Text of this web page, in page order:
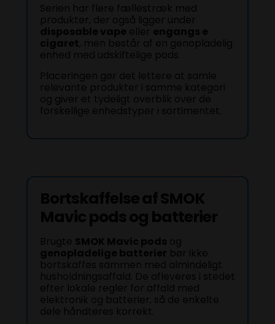
Serien har flere fællestræk med
produkter, der også ligger under
disposable vape eller engangs e
cigaret, men består af en genopladelig
enhed med udskiftelige pods.
Placeringen gør det lettere at samle
relevante produkter i samme kategori
og giver et tydeligt overblik over de
forskellige enhedstyper i sortimentet.
Bortskaffelse af SMOK
Mavic pods og batterier
Brugte SMOK Mavic pods og
genopladelige batterier bør ikke
bortskaffes sammen med almindeligt
husholdningsaffald. De afleveres i stedet
efter lokale regler for affald med
elektronik og batterier, så de enkelte
dele håndteres korrekt.